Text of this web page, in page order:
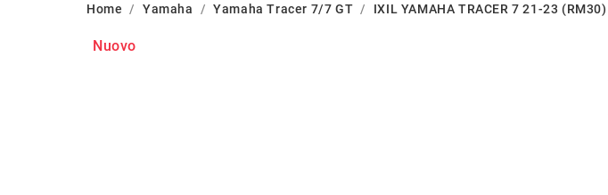
Home Yamaha Yamaha Tracer 7/7 GT IXIL YAMAHA TRACER 7 21-23
Nuovo